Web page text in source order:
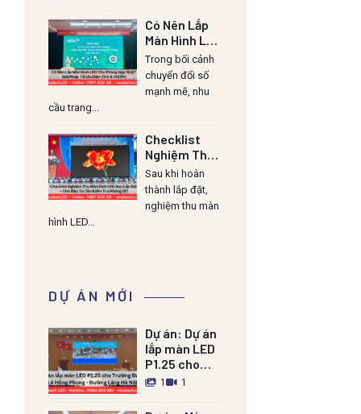
Có Nên Lắp
Màn Hình LED
Cho Phòng
Họp Nhỏ? Giải
Pháp Tối Ưu
Diện Tích &
Trong bối cảnh
chuyển đổi số
mạnh mẽ, nhu
cầu trang...
Checklist
Nghiệm Thu
Màn Hình LED
Sau Lắp Đặt
– Chủ Đầu Tư
Cần Kiểm Tra
Sau khi hoàn
thành lắp đặt,
nghiệm thu màn
hình LED...
DỰ ÁN MỚI
Dự án: Dự án
lắp màn LED
P1.25 cho
Trường Đảng
Phong –
1 1